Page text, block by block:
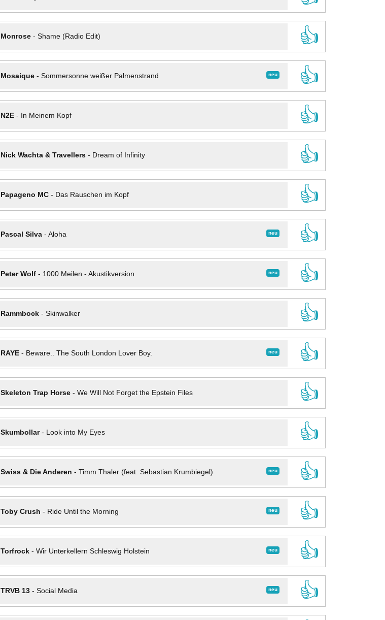
Monrose- Shame (Radio Edit)
👍
neu
Mosaique- Sommersonne weißer Palmenstrand
👍
N2E- In Meinem Kopf
👍
Nick Wachta & Travellers- Dream of Infinity
👍
Papageno MC- Das Rauschen im Kopf
👍
neu
Pascal Silva- Aloha
👍
neu
Peter Wolf- 1000 Meilen - Akustikversion
👍
Rammbock- Skinwalker
👍
neu
RAYE- Beware.. The South London Lover Boy.
👍
Skeleton Trap Horse- We Will Not Forget the Epstein Files
👍
Skumbollar- Look into My Eyes
👍
neu
Swiss & Die Anderen - Timm Thaler (feat. Sebastian Krumbiegel)
👍
neu
Toby Crush - Ride Until the Morning
👍
neu
Torfrock- Wir Unterkellern Schleswig Holstein
👍
neu
TRVB 13- Social Media
👍